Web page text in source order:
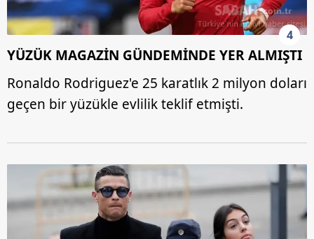
4
YÜZÜK MAGAZİN GÜNDEMİNDE YER ALMIŞTI
Ronaldo Rodriguez'e 25 karatlık 2 milyon doları
geçen bir yüzükle evlilik teklif etmişti.